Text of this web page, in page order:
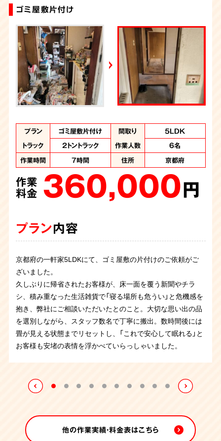
2026年7月7日放送
FRIDAYデジタル
2026年7月6日放送
週刊循環経済新聞（7月6日号）
2026年7月4日放送
YouTube｜好井まさおの怪談を浴びる会
2026年6月28日放送
Yahoo!ニュース
ゴミ屋敷片付け
プラン ゴミ屋敷片付け 間取り
5LDK
トラック
2トントラック 作業人数
6名
作業時間
7時間 住所 京都府
作業
料金 360,000円
プラン内容
京都府の一軒家5LDKにて、ゴミ屋敷の片付けのご依頼がご
ざいました。
久しぶりに帰省されたお客様が、床一面を覆う新聞やチラ
シ、積み重なった生活雑貨で「寝る場所も危うい」と危機感を
抱き、弊社にご相談いただいたとのこと。大切な思い出の品
を選別しながら、スタッフ数名で丁寧に搬出。数時間後には
畳が見える状態までリセットし、「これで安心して眠れる」と
お客様も安堵の表情を浮かべていらっしゃいました。
ゴミ屋敷片付け
作業内容 ゴミ屋敷片付け 間取り
4LDK
作業人数
7名 作業時間
8時間
住所
京都府 作業項目
大量の不用品回収、
2トントラック1台、
パッカー車2台
作業 350,000
プラン内容
解体に伴い、お部屋のお片付けのご依頼を承りました。長年
お住まいになられていた各お部屋はゴミが大量に蓄積されて
おりました。必要品と不用品の仕分けをし、不用品を回収さ
せていただきました。こういったお家も対応しておりますの
で、是非お問い合わせください。
汚部屋片付け・ゴミ屋敷清掃（京都）
作業内容 汚部屋片付け 間取り
1K
作業人数
5名 作業日数
１日
住所
京都 作業項目 大量の不用品回収
作業
料金 270,000円
プラン内容
ワンルーム汚部屋片付けのご依頼です。コンビニ弁当の容器
やペットボトルが大量にあり仕分けが非常に大変でした。ノ
ートパソコンなど必要なものもあったため、慎重に仕分けを
しながら１日がかりの作業になりました。残すものはお客様
にお渡しして無事に作業終了です。
ゴミ屋敷片付け
プラン ゴミ屋敷片付け 間取り
4DK
トラック
2トントラック 作業人数
3名
作業時間
4時間 住所 京都府
作業
料金 150,000円
プラン内容
京都の一軒家4DKにて、ゴミ屋敷の片付けのご依頼がござい
ました。
久しぶりにご実家へ帰省されたご依頼主様が、床が見えない
ほど積み重なった荷物に驚かれ、ご相談くださいました。 カ
ビが生じていた大型家具や長年の不用品を一斉に回収し、数
時間で広々とした本来の空間へ。作業後、安堵されたご家族
の笑顔を拝見でき、私共も大きなやりがいを感じた現場でし
た。
特殊清掃+ゴミ屋敷片付け
作業内容
特殊清掃、ゴミ屋敷
片付け
間取り 4LDK
作業人数 8名 作業時間
10時間
住所
京都府 作業項目
汚染か所清掃、汚染
か所撤去、大量の不
用品処分、遺品整理
料金 480,000
プラン内容
京都府のお客さまより、ゴミ屋敷で孤独死されたというご依
頼を受け、片付けに伴い遺品整理と特殊清掃を承りました。
孤独死現場ということで特殊清掃と遺品整理、そして部屋の
片付けをさせていただきました。現場は刺激臭と大量の害虫
が繁殖していたので大変な作業になりました。丸2日かけて
の作業となりましたが無事に終えることが出来ました。
ゴミ屋敷片付け
作業内容 ゴミ屋敷片付け 間取り
3LDK
作業人数
7名 作業日数
1日
住所
京都府 作業項目
大量の不用品処
分 2トントラック1
台、パッカー車2台
分の処分
料金 350,000
プラン内容
お部屋を片付けたいとずっと思っていたが中々踏ん切りがつ
かなかったお客様から今回決意を固めたとのことでご連絡を
頂きました。現場はいわゆるゴミ屋敷の状態で各お部屋は大
量の衣類やゴミが積み上げられており、仕分け作業から入り
ました。不用品を分別して搬出作業を進め、片付けていくと
床をみて大変感動しておられました。1日にかけて作業をお
こない無事に業務は完了致しました。
大量の不用品回収（ゴミ屋敷）
作業内容 ゴミ屋敷片付け 間取り
3LDK
作業人数
6名 作業日数
2日
住所
京都 住所 大量の不用品回収
作業
料金 400,000円
プラン内容
お客様からゴミ屋敷片付けのご依頼です。マンション3LDK
の間取りで足の踏み場がない量でした。各部屋にスタッフ分
かれて効率よく作業を進めていきます。お客様から残して
（探して）ほしいモノのリストをいただいていましたので探索
しながらの作業です。２日に分けての作業となり、無事に探
し物も見つかってお客様にはご満足いただけました。
ゴミ屋敷片付け
作業内容 ゴミ屋敷片付け 間取り
1K
作業人数
4名 作業時間
6時間
住所
京都府 作業項目 大量の不用品回収
作業
料金 187,000円
プラン内容
音信普通になってしまったご子息様のお部屋を片してほしい
とのご依頼でした。お部屋はトイレまでゴミ屋敷の状態でペ
ットボトルが山積みになり、たばこの吸い殻が大量にありま
したので火事の危険性を感じたお部屋でした。スタッフ4名
の6時間程で全ての作業が完了しました。
大量の不用品回収（ゴミ屋敷）
作業内容 ゴミ屋敷片付け 間取り
2DK
作業人数
4名 作業日数
6時間
住所
京都 作業項目 大量の不用品回収
作業
料金 120,000円
プラン内容
全く片付けられないので一緒に片付けを手伝ってほしいとお
客様よりご依頼をいただきました。部屋は服や新聞紙などリ
サイクルできるものが溢れかえっていました。リサイクル資
源はしっかりと分別すること処分費用を抑えることができま
す。お客様と一緒に確認しながらの作業でお客様は進んで処
分の判断が出来ていたのでスムーズに作業を終えることがで
きました。
ゴミ屋敷片付け
作業内容 ゴミ屋敷片付け 間取り
1LDK
作業人数
4名 作業時間
5時間
住所
京都府 作業項目
大量の不用品回収
（2トントラック1台、
パッカー車１台）、ハ
ウスクリーニング
料金 225,000
プラン内容
お部屋にゴミが蓄積している状態のため片付けてほしいとの
ご依頼を頂きました。足の踏み場がなく生活用品の廃棄物や
ペットボトルなど散乱していました。掃除した後も住まわれ
るとのことで、ご依頼者様立ち合いのもと不用品と必要品の
仕分けを慎重に行い作業を進めていき、スタッフ4名の5時間
程で清掃は完了致しました。
他の作業実績・料金表はこちら